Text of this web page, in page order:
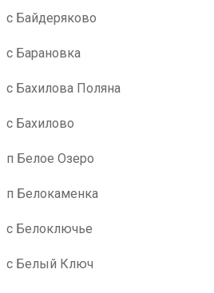
с Байдеряково
с Барановка
с Бахилова Поляна
с Бахилово
п Белое Озеро
п Белокаменка
с Белоключье
с Белый Ключ